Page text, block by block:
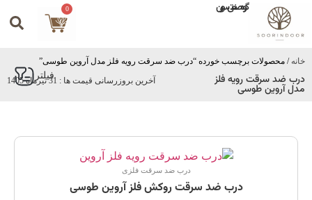
گروه صنعتی سورین 0
خانه / محصولات برچسب خورده “درب ضد سرقت رویه فلز مدل آروین طوسی”
فیلتر درب ضد سرقت رویه فلز
مدل آروین طوسی
آخرین بروزرسانی قیمت ها : 31 تیرماه 1405
درب ضد سرقت فلزی
درب ضد سرقت روکش فلز آروین طوسی